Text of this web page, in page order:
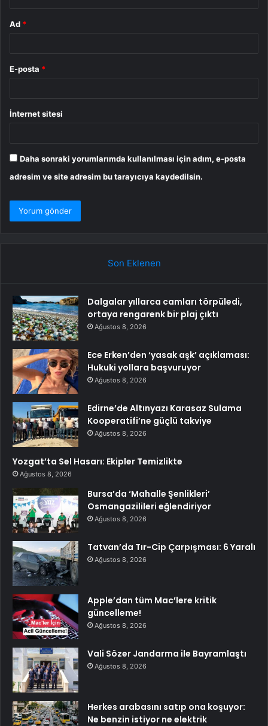
Ad *
E-posta *
İnternet sitesi
Daha sonraki yorumlarımda kullanılması için adım, e-posta
adresim ve site adresim bu tarayıcıya kaydedilsin.
Son Eklenen
Dalgalar yıllarca camları törpüledi,
ortaya rengarenk bir plaj çıktı
Ağustos 8, 2026
Ece Erken’den ‘yasak aşk’ açıklaması:
Hukuki yollara başvuruyor
Ağustos 8, 2026
Edirne’de Altınyazı Karasaz Sulama
Kooperatifi’ne güçlü takviye
Ağustos 8, 2026
Yozgat’ta Sel Hasarı: Ekipler Temizlikte
Ağustos 8, 2026
Bursa’da ‘Mahalle Şenlikleri’
Osmangazilileri eğlendiriyor
Ağustos 8, 2026
Tatvan’da Tır-Cip Çarpışması: 6 Yaralı
Ağustos 8, 2026
Apple’dan tüm Mac’lere kritik
güncelleme!
Ağustos 8, 2026
Vali Sözer Jandarma ile Bayramlaştı
Ağustos 8, 2026
Herkes arabasını satıp ona koşuyor:
Ne benzin istiyor ne elektrik